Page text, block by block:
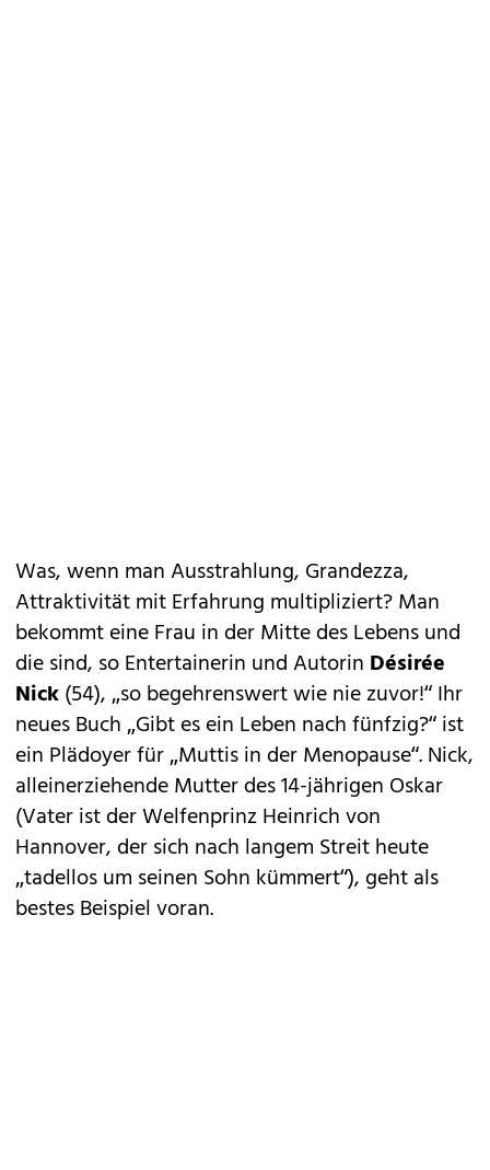
Was, wenn man Ausstrahlung, Grandezza,
Attraktivität mit Erfahrung multipliziert? Man
bekommt eine Frau in der Mitte des Lebens und
die sind, so Entertainerin und Autorin Désirée
Nick(54), „so begehrenswert wie nie zuvor!“ Ihr
neues Buch „Gibt es ein Leben nach fünfzig?“ ist
ein Plädoyer für „Muttis in der Menopause“. Nick,
alleinerziehende Mutter des 14-jährigen Oskar
(Vater ist der Welfenprinz Heinrich von
Hannover, der sich nach langem Streit heute
„tadellos um seinen Sohn kümmert“), geht als
bestes Beispiel voran.